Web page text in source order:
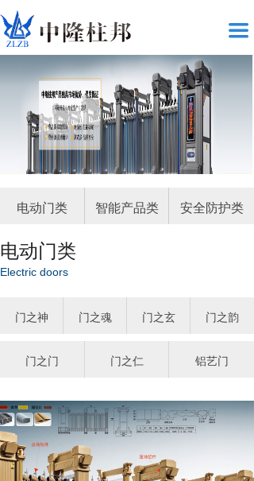
끀
电动门类 智能产品类 安全防护类
门之神 门之魂 门之玄 门之韵
电动门类
Electric doors
门之门 门之仁 铝艺门